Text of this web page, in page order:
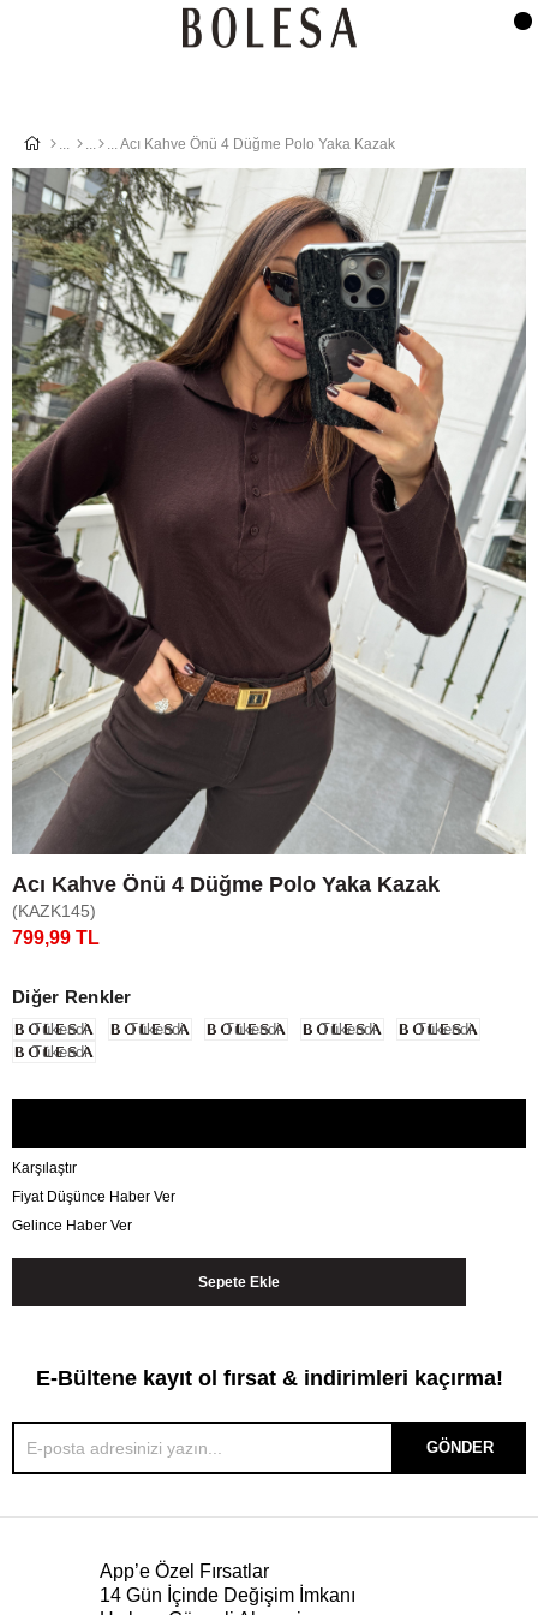
Acı Kahve Önü 4 Düğme Polo Yaka Kazak
Acı Kahve Önü 4 Düğme Polo Yaka Kazak
(KAZK145)
799,99 TL
Diğer Renkler
Tükendi Tükendi Tükendi Tükendi
Tükendi
Tükendi
Karşılaştır
Fiyat Düşünce Haber Ver
Gelince Haber Ver
E-Bültene kayıt ol fırsat & indirimleri kaçırma!
GÖNDER
App’e Özel Fırsatlar
14 Gün İçinde Değişim İmkanı